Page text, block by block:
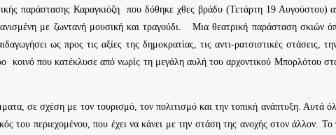
παράστασης Καραγκιόζη που δόθηκε χθες βράδυ (Τετάρτη 19
με ζωντανή μουσική και τραγούδι. Μια θεατρική παράσταση σκιών
ως προς τις αξίες της δημοκρατίας, τις αντι-ρατσιστικές στάσεις,
που κατέκλυσε από νωρίς τη μεγάλη αυλή του αρχοντικού Μπορλότου
σχέση με τον τουρισμό, τον πολιτισμό και την τοπική ανάπτυξη. Αυτά όλα
του περιεχομένου, που έχει να κάνει με την στάση της ανοχής στον άλλον.